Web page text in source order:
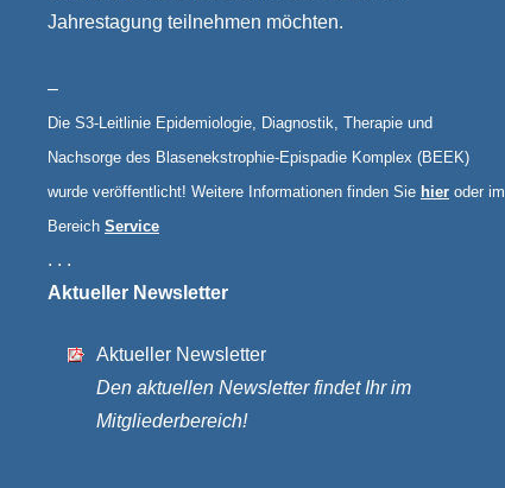
Jahrestagung teilnehmen möchten.
–
Die S3-Leitlinie Epidemiologie, Diagnostik, Therapie und
Nachsorge des Blasenekstrophie-Epispadie Komplex (BEEK)
wurde veröffentlicht! Weitere Informationen finden Sie hier oder im
Bereich Service
. . .
Aktueller Newsletter
Aktueller Newsletter
Den aktuellen Newsletter findet Ihr im
Mitgliederbereich!